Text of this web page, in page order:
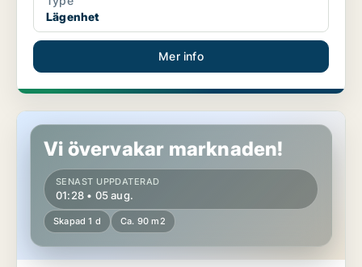
Lägenhet
Mer info
Rum i Kungälv
Vi övervakar marknaden!
SENAST UPPDATERAD
01:28 • 05 aug.
Skapad 1 d Ca. 90 m2